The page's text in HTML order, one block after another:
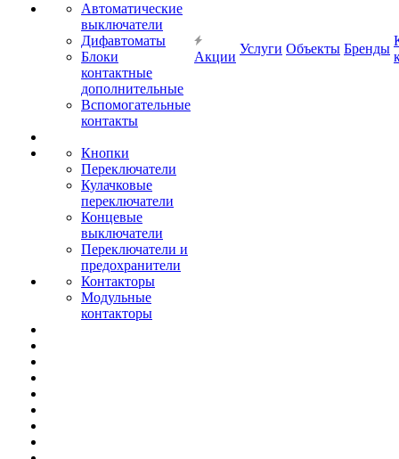
Автоматические
выключатели
Дифавтоматы
Блоки
контактные
дополнительные
Вспомогательные
контакты
Кнопки
Переключатели
Кулачковые
переключатели
Концевые
выключатели
Переключатели и
предохранители
Контакторы
Модульные
контакторы
Акции
Услуги Объекты Бренды